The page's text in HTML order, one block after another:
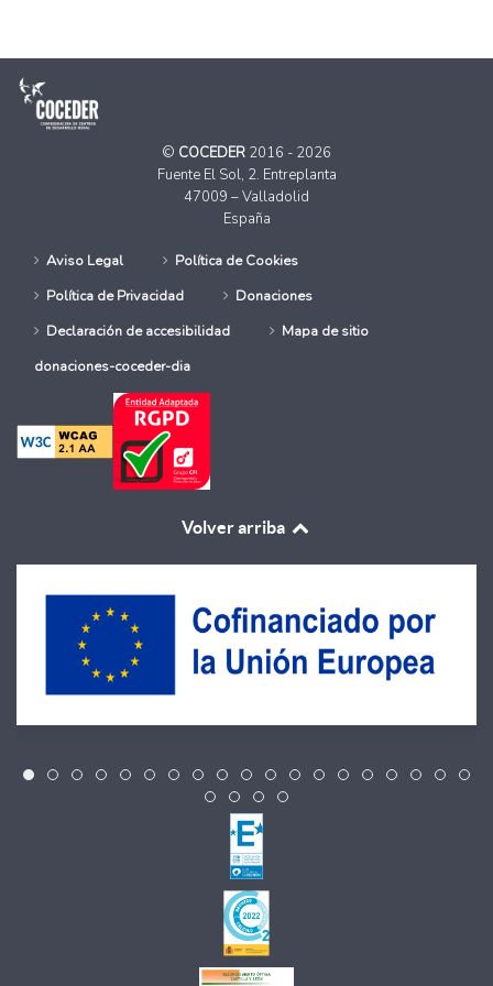
© COCEDER 2016 - 2026
Fuente El Sol, 2. Entreplanta
47009 – Valladolid
España
Aviso Legal
Política de Cookies
Política de Privacidad
Donaciones
Declaración de accesibilidad
Mapa de sitio
donaciones-coceder-dia
Volver arriba